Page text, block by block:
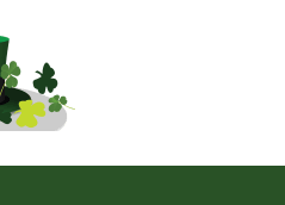
Парад истеричек: кто